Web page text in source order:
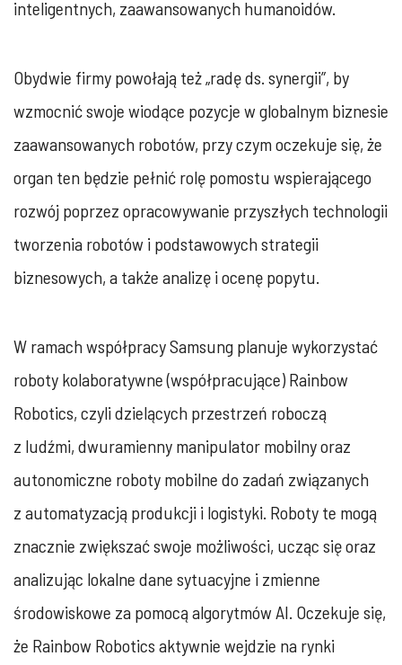
inteligentnych, zaawansowanych humanoidów.
Obydwie firmy powołają też „radę ds. synergii”, by
wzmocnić swoje wiodące pozycje w globalnym biznesie
zaawansowanych robotów, przy czym oczekuje się, że
organ ten będzie pełnić rolę pomostu wspierającego
rozwój poprzez opracowywanie przyszłych technologii
tworzenia robotów i podstawowych strategii
biznesowych, a także analizę i ocenę popytu.
W ramach współpracy Samsung planuje wykorzystać
roboty kolaboratywne (współpracujące) Rainbow
Robotics, czyli dzielących przestrzeń roboczą
z ludźmi, dwuramienny manipulator mobilny oraz
autonomiczne roboty mobilne do zadań związanych
z automatyzacją produkcji i logistyki. Roboty te mogą
znacznie zwiększać swoje możliwości, ucząc się oraz
analizując lokalne dane sytuacyjne i zmienne
środowiskowe za pomocą algorytmów AI. Oczekuje się,
że Rainbow Robotics aktywnie wejdzie na rynki